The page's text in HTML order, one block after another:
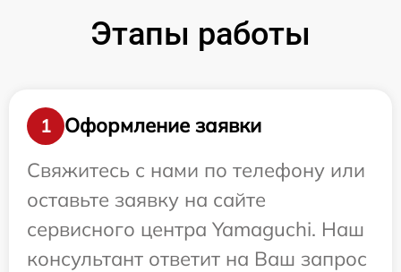
Этапы работы
1
Оформление заявки
Свяжитесь с нами по телефону или
оставьте заявку на сайте
сервисного центра Yamaguchi. Наш
консультант ответит на Ваш запрос